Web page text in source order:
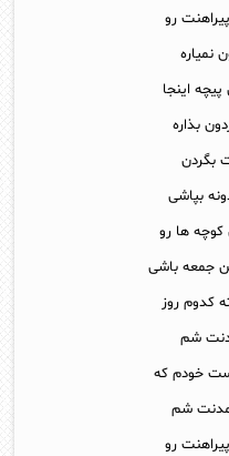
رو
نمیاره
اینجا
بذاره
بگردن
بپاشی
ها رو
جمعه باشی
کدوم روز
شم
خودم که
شم
رو